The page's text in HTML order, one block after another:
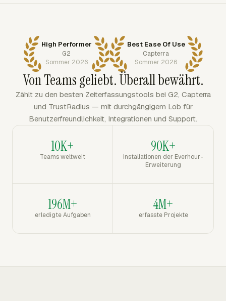
High Performer
G2
Sommer 2026
Best Ease Of Use
Capterra
Sommer 2026
Von Teams geliebt. Überall bewährt.
Zählt zu den besten Zeiterfassungstools bei G2, Capterra
und TrustRadius — mit durchgängigem Lob für
Benutzerfreundlichkeit, Integrationen und Support.
10K+
Teams weltweit
90K+
Installationen der Everhour-
Erweiterung
196M+
erledigte Aufgaben
4M+
erfasste Projekte